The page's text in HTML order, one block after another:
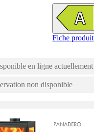
Fiche produit
en ligne actuellement
non disponible